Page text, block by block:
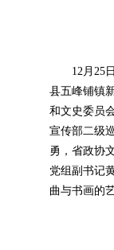
12月25日
县五峰铺镇
和文史委员
宣传部二级
勇，省政协
党组副书记
曲与书画的